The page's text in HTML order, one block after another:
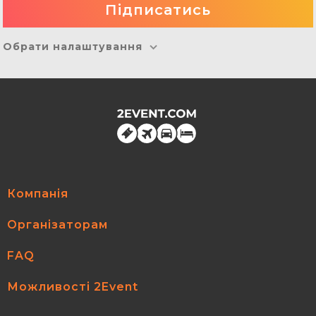
Обрати налаштування
Компанія
Організаторам
FAQ
Можливості 2Event